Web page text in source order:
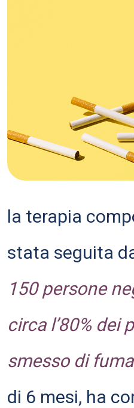
la terapia
stata seguita
150 persone
circa l’80% dei
smesso di
di 6 mesi, ha